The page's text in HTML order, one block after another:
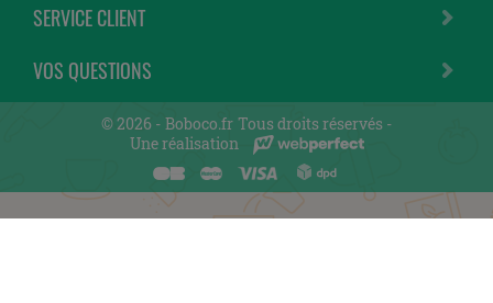
SERVICE CLIENT
VOS QUESTIONS
© 2026 - Boboco.fr Tous droits réservés -
Une réalisation